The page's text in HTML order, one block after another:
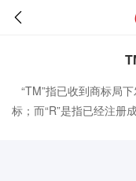
“TM”指已收到商标局
标；而“R”是指已经注册